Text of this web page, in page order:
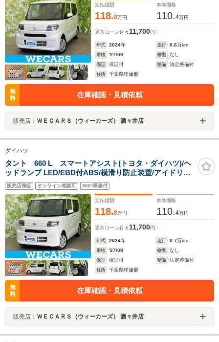
支払総額
118.8万円
本体価格
110.4万円
通常ローン 月々 11,700円
年式 2024年 走行 0.6万km
車検
'27/08 修復
なし
保証
保証付 整備
法定整備付
住所
千葉県印旛郡
無
料
在庫確認・見積依頼
販売店： ＷＥＣＡＲＳ（ウィーカーズ） 酒々井店
ダイハツ
タント 660 L スマートアシスト(トヨタ・ダイハツ)/ヘ
ッドランプ LED/EBD付ABS/横滑り防止装置/アイドリン
グストップ/禁煙車/エアバッグ 運転席/エアバッグ 助手席/
衝突安全ボディ/パワーウインドウ
販売店保証 オンライン相談可 360°画像付
支払総額
118.8万円
本体価格
110.4万円
通常ローン 月々 11,700円
年式 2024年 走行 0.7万km
車検
'27/08 修復
なし
保証
保証付 整備
法定整備付
住所
千葉県印旛郡
無
料
在庫確認・見積依頼
販売店： ＷＥＣＡＲＳ（ウィーカーズ） 酒々井店